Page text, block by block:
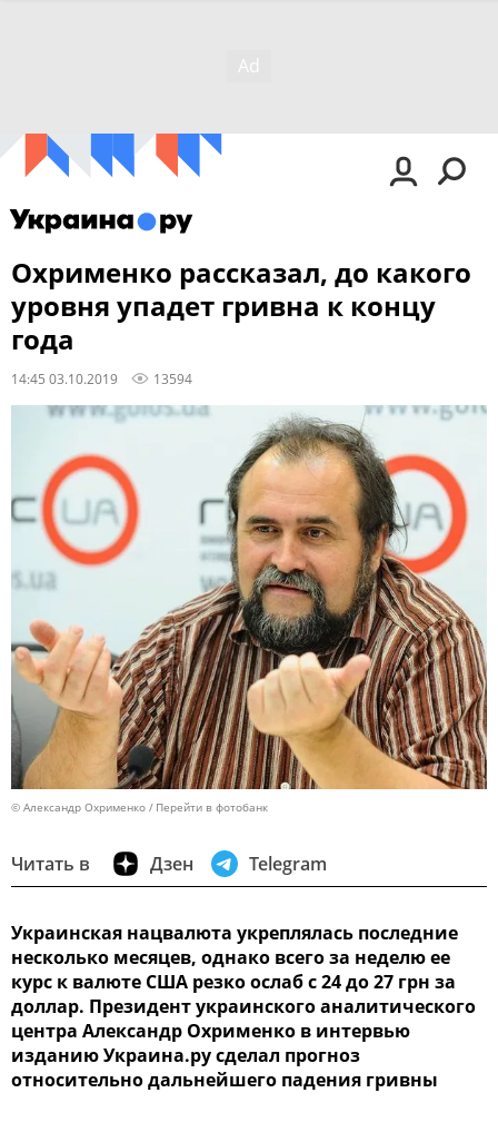
Охрименко рассказал, до какого
уровня упадет гривна к концу
года
14:45 03.10.2019 13594
© Александр Охрименко Перейти в фотобанк
Читать в Дзен Telegram
Украинская нацвалюта укреплялась последние
несколько месяцев, однако всего за неделю ее
курс к валюте США резко ослаб с 24 до 27 грн за
доллар. Президент украинского аналитического
центра Александр Охрименко в интервью
изданию Украина.ру сделал прогноз
относительно дальнейшего падения гривны